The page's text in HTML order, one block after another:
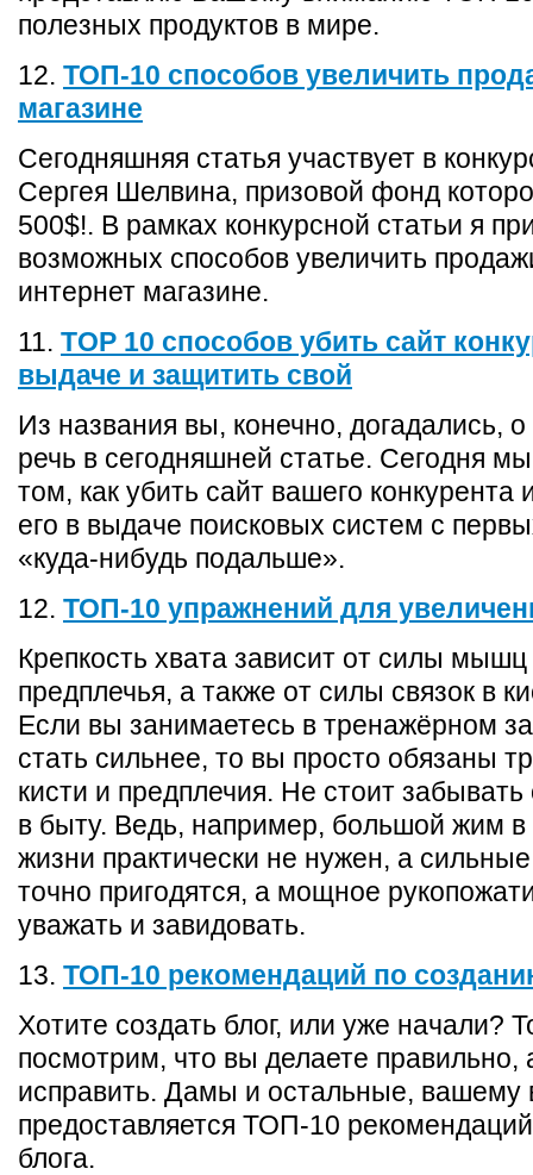
полезных продуктов в мире.
12. ТОП-10 способов увеличить
магазине
Сегодняшняя статья участвует в
Сергея Шелвина, призовой фонд
500$!. В рамках конкурсной статьи я
возможных способов увеличить
интернет магазине.
11. TOP 10 способов убить сайт
выдаче и защитить свой
Из названия вы, конечно, догадались,
речь в сегодняшней статье. Сегодня
том, как убить сайт вашего конкурента
его в выдаче поисковых систем с
«куда-нибудь подальше».
12. ТОП-10 упражнений для
Крепкость хвата зависит от силы
предплечья, а также от силы связок в
Если вы занимаетесь в тренажёрном
стать сильнее, то вы просто обязаны
кисти и предплечия. Не стоит забывать
в быту. Ведь, например, большой жим в
жизни практически не нужен, а
точно пригодятся, а мощное
уважать и завидовать.
13. ТОП-10 рекомендаций по
Хотите создать блог, или уже начали?
посмотрим, что вы делаете правильно,
исправить. Дамы и остальные,
предоставляется ТОП-10
блога.